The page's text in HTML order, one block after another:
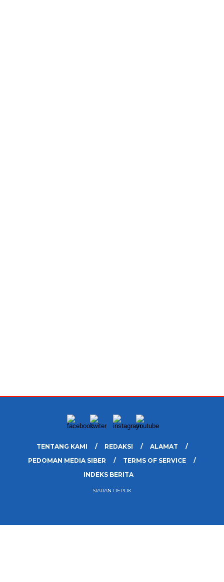
TENTANG KAMI REDAKSI
ALAMAT
PEDOMAN MEDIA SIBER
TERMS OF SERVICE
INDEKS BERITA
SIARAN DEPOK